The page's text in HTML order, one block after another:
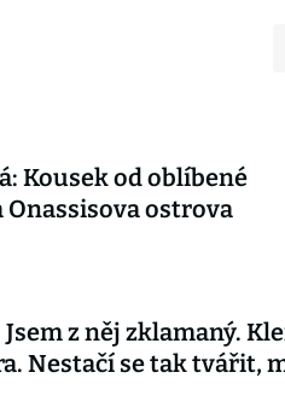
Kousek od oblíbené
Onassisova ostrova
z něj zklamaný.
Nestačí se tak tvářit,